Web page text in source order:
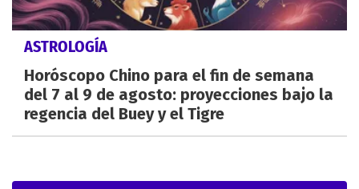
ASTROLOGÍA
Horóscopo Chino para el fin de semana
del 7 al 9 de agosto: proyecciones bajo la
regencia del Buey y el Tigre